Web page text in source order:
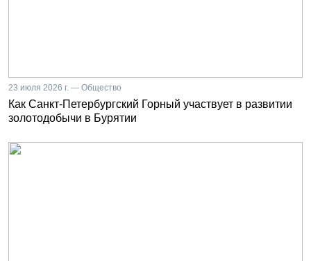
23 июля 2026 г. — Общество
Как Санкт-Петербургский Горный участвует в развитии
золотодобычи в Бурятии